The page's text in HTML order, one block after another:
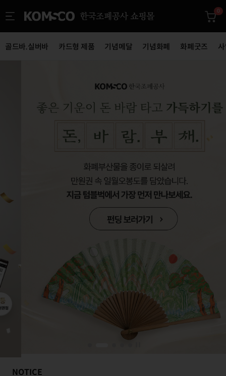
0
골드바.실버바 카드형 제품 기념메달 기념화폐 화폐굿즈
NOTICE